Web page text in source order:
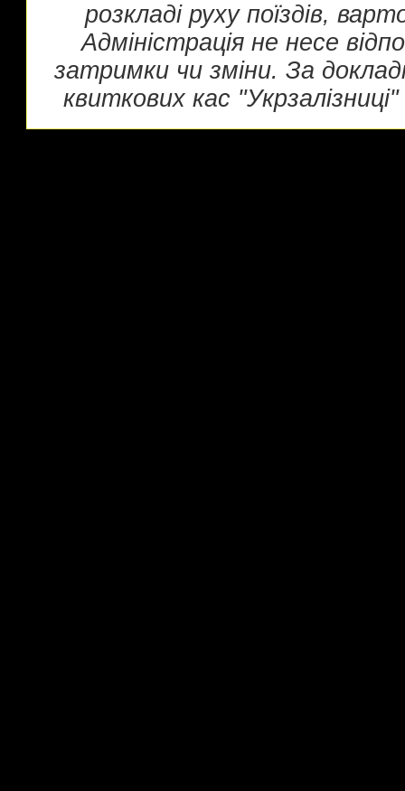
розкладі руху поїздів,
Адміністрація не несе
затримки чи зміни. За
квиткових кас